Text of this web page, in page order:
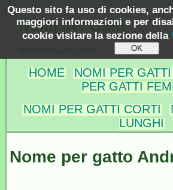
Questo sito fa uso di cookies,
maggiori informazioni e per
cookie visitare la sezione della
Nomi per Gatti
HOME NOMI PER
PER GATTI
NOMI PER GATTI CORTI
LUNGHI
Nome per gatto